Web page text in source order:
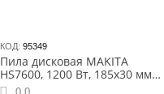
КОД: 95349
Пила дисковая MAKITA
HS7600, 1200 Вт, 185х30 мм,
64 мм, 3.9 кг, коробка